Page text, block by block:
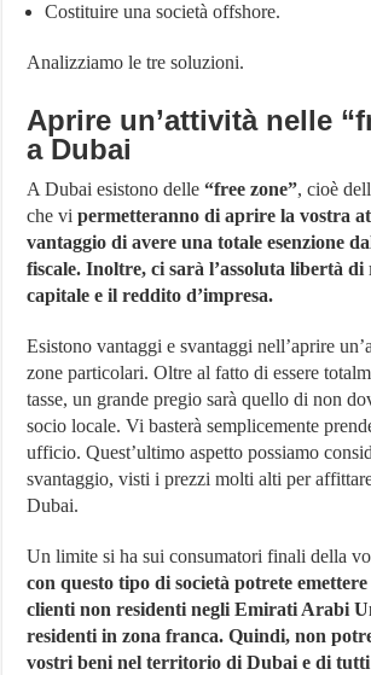
Costituire una società offshore.
Analizziamo le tre soluzioni.
Aprire un’attività nelle
a Dubai
A Dubai esistono delle“free zone”, cioè
che vi permetteranno di aprire la vostra
vantaggio di avere una totale esenzione
fiscale. Inoltre, ci sarà l’assoluta libertà
capitale e il reddito d’impresa.
Esistono vantaggi e svantaggi nell’aprire
zone particolari. Oltre al fatto di essere
tasse, un grande pregio sarà quello di non
socio locale. Vi basterà semplicemente
ufficio. Quest’ultimo aspetto possiamo
svantaggio, visti i prezzi molti alti per
Dubai.
Un limite si ha sui consumatori finali della
con questo tipo di società potrete
clienti non residenti negli Emirati Arabi
residenti in zona franca. Quindi, non
vostri beni nel territorio di Dubai e di